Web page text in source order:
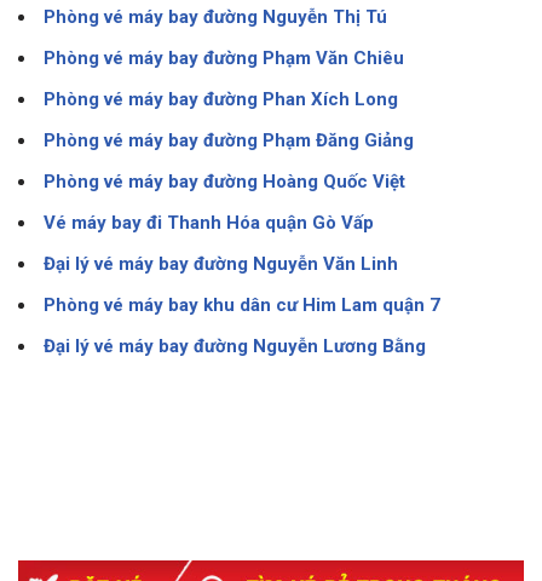
Phòng vé máy bay đường Nguyễn Thị Tú
Phòng vé máy bay đường Phạm Văn Chiêu
Phòng vé máy bay đường Phan Xích Long
Phòng vé máy bay đường Phạm Đăng Giảng
Phòng vé máy bay đường Hoàng Quốc Việt
Vé máy bay đi Thanh Hóa quận Gò Vấp
Đại lý vé máy bay đường Nguyễn Văn Linh
Phòng vé máy bay khu dân cư Him Lam quận 7
Đại lý vé máy bay đường Nguyễn Lương Bằng